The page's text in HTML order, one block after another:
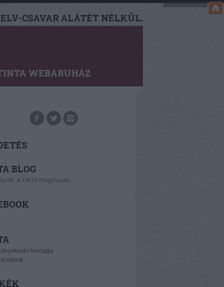
CSAVAR ALÁTÉT NÉLKÜL.
WEBÁRUHÁZ
BLOG
a TINTA megmarad.
honlapja